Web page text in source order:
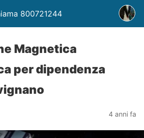
800721244
Magnetica
per dipendenza
4 anni fa